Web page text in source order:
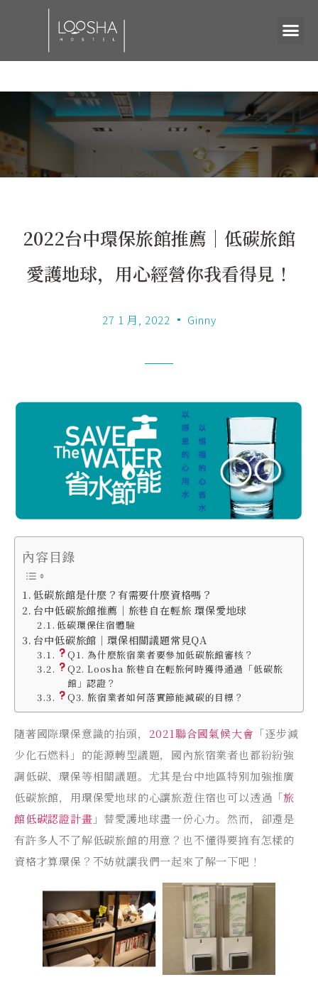
2022台中環保旅館推薦｜低碳旅館
愛護地球，用心經營你我看得見！
27 1 月, 2022 Ginny
內容目錄
低碳旅館是什麼？有需要什麼資格嗎？
台中低碳旅館推薦｜旅巷自在輕旅 環保愛地球
低碳環保住宿體驗
台中低碳旅館｜環保相關議題常見QA
Q1. 為什麼旅宿業者要參加低碳旅館審核？
Q2. Loosha 旅巷自在輕旅何時獲得通過「低碳旅
館」認證？
Q3. 旅宿業者如何落實節能減碳的目標？
隨著國際環保意識的抬頭， 2021聯合國氣候大會 「逐步減
少化石燃料」的能源轉型議題，國內旅宿業者也都紛紛強
調低碳、環保等相關議題。尤其是台中地區特別加強推廣
低碳旅館，用環保愛地球的心讓旅遊住宿也可以透過「旅
館低碳認證計畫 」替愛護地球盡一份心力。然而，卻還是
有許多人不了解低碳旅館的用意？也不懂得要擁有怎樣的
資格才算環保？不妨就讓我們一起來了解一下吧！